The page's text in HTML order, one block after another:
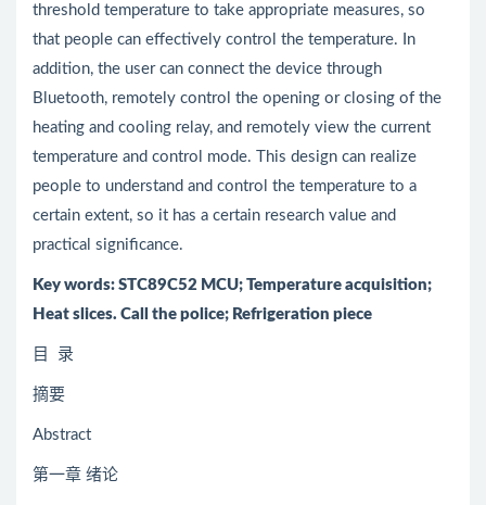
threshold temperature to take appropriate measures, so
that people can effectively control the temperature. In
addition, the user can connect the device through
Bluetooth, remotely control the opening or closing of the
heating and cooling relay, and remotely view the current
temperature and control mode. This design can realize
people to understand and control the temperature to a
certain extent, so it has a certain research value and
practical significance.
Key words: STC89C52 MCU; Temperature acquisition;
Heat slices. Call the police; Refrigeration piece
目 录
摘要
Abstract
第一章 绪论